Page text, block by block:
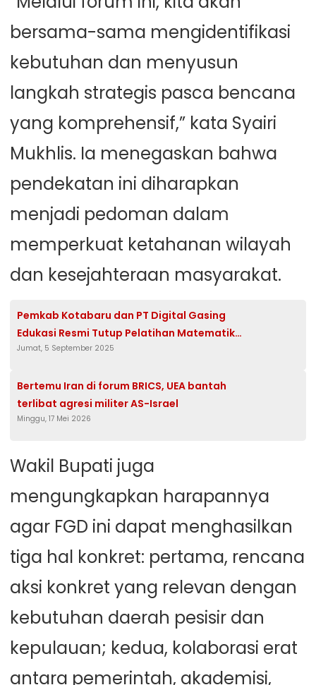
bersama-sama mengidentifikasi
kebutuhan dan menyusun
langkah strategis pasca bencana
yang komprehensif,” kata Syairi
Mukhlis. Ia menegaskan bahwa
pendekatan ini diharapkan
menjadi pedoman dalam
memperkuat ketahanan wilayah
dan kesejahteraan masyarakat.
Pemkab Kotabaru dan PT Digital Gasing
Edukasi Resmi Tutup Pelatihan Matematika
Gasing 2025
Jumat, 5 September 2025
Bertemu Iran di forum BRICS, UEA bantah
terlibat agresi militer AS-Israel
Minggu, 17 Mei 2026
Wakil Bupati juga
mengungkapkan harapannya
agar FGD ini dapat menghasilkan
tiga hal konkret: pertama, rencana
aksi konkret yang relevan dengan
kebutuhan daerah pesisir dan
kepulauan; kedua, kolaborasi erat
antara pemerintah, akademisi,